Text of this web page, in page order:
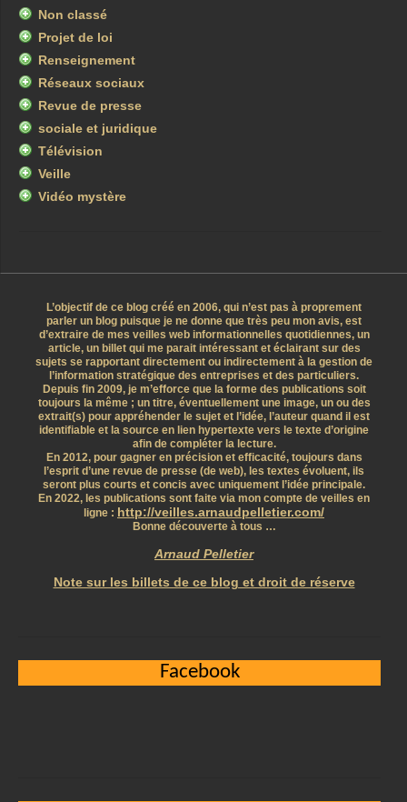
Non classé
Projet de loi
Renseignement
Réseaux sociaux
Revue de presse
sociale et juridique
Télévision
Veille
Vidéo mystère
L’objectif de ce blog créé en 2006, qui n’est pas à proprement
parler un blog puisque je ne donne que très peu mon avis, est
d’extraire de mes veilles web informationnelles quotidiennes, un
article, un billet qui me parait intéressant et éclairant sur des
sujets se rapportant directement ou indirectement à la gestion de
l’information stratégique des entreprises et des particuliers.
Depuis fin 2009, je m’efforce que la forme des publications soit
toujours la même ; un titre, éventuellement une image, un ou des
extrait(s) pour appréhender le sujet et l’idée, l’auteur quand il est
identifiable et la source en lien hypertexte vers le texte d’origine
afin de compléter la lecture.
En 2012, pour gagner en précision et efficacité, toujours dans
l’esprit d’une revue de presse (de web), les textes évoluent, ils
seront plus courts et concis avec uniquement l’idée principale.
En 2022, les publications sont faite via mon compte de veilles en
ligne : http://veilles.arnaudpelletier.com/
Bonne découverte à tous …
Arnaud Pelletier
Note sur les billets de ce blog et droit de réserve
Facebook